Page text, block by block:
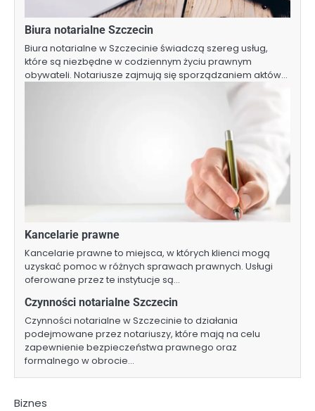
Biura notarialne Szczecin
Biura notarialne w Szczecinie świadczą szereg usług,
które są niezbędne w codziennym życiu prawnym
obywateli. Notariusze zajmują się sporządzaniem aktów…
Kancelarie prawne
Kancelarie prawne to miejsca, w których klienci mogą
uzyskać pomoc w różnych sprawach prawnych. Usługi
oferowane przez te instytucje są…
Czynności notarialne Szczecin
Czynności notarialne w Szczecinie to działania
podejmowane przez notariuszy, które mają na celu
zapewnienie bezpieczeństwa prawnego oraz
formalnego w obrocie…
Biznes